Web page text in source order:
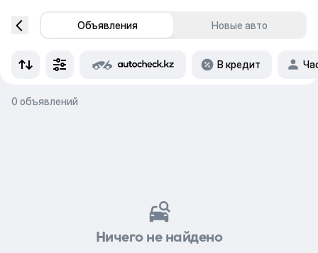
Объявления Новые авто
В кредит
0 объявлений
Ничего не найдено